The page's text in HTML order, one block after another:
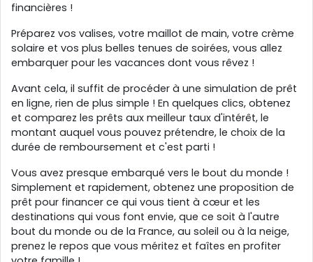
financières !
Préparez vos valises, votre maillot de main, votre crème
solaire et vos plus belles tenues de soirées, vous allez
embarquer pour les vacances dont vous rêvez !
Avant cela, il suffit de procéder à une simulation de prêt
en ligne, rien de plus simple ! En quelques clics, obtenez
et comparez les prêts aux meilleur taux d'intérêt, le
montant auquel vous pouvez prétendre, le choix de la
durée de remboursement et c'est parti !
Vous avez presque embarqué vers le bout du monde !
Simplement et rapidement, obtenez une proposition de
prêt pour financer ce qui vous tient à cœur et les
destinations qui vous font envie, que ce soit à l'autre
bout du monde ou de la France, au soleil ou à la neige,
prenez le repos que vous méritez et faîtes en profiter